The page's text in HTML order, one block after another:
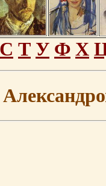
С Т У Ф Х